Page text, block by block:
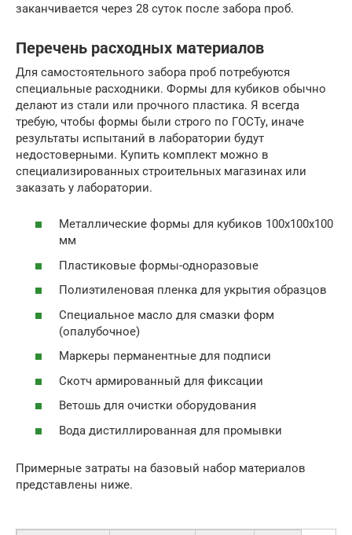
заканчивается через 28 суток после забора проб.
Перечень расходных материалов
Для самостоятельного забора проб потребуются
специальные расходники. Формы для кубиков обычно
делают из стали или прочного пластика. Я всегда
требую, чтобы формы были строго по ГОСТу, иначе
результаты испытаний в лаборатории будут
недостоверными. Купить комплект можно в
специализированных строительных магазинах или
заказать у лаборатории.
Металлические формы для кубиков 100х100х100
мм
Пластиковые формы-одноразовые
Полиэтиленовая пленка для укрытия образцов
Специальное масло для смазки форм
(опалубочное)
Маркеры перманентные для подписи
Скотч армированный для фиксации
Ветошь для очистки оборудования
Вода дистиллированная для промывки
Примерные затраты на базовый набор материалов
представлены ниже.